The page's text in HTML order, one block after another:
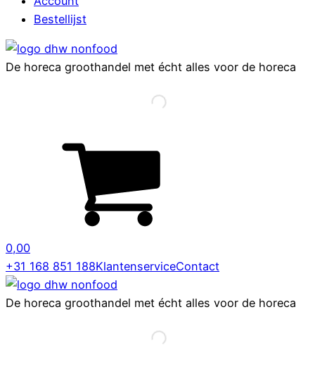
Bestellijst
De horeca groothandel met écht alles voor de horeca
0,00
+31 168 851 188KlantenserviceContact
De horeca groothandel met écht alles voor de horeca